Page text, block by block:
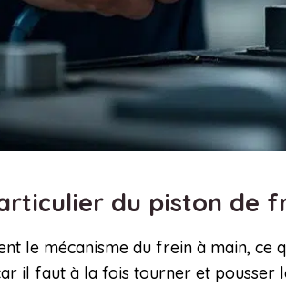
du piston de
le mécanisme du frein à main,
il faut à la fois tourner et pousser